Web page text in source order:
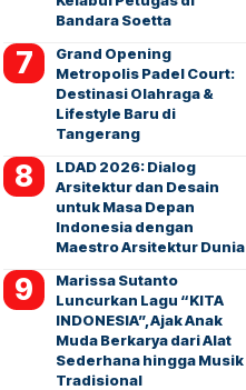
Bandara Soetta
Grand Opening
Metropolis Padel Court:
Destinasi Olahraga &
Lifestyle Baru di
Tangerang
LDAD 2026: Dialog
Arsitektur dan Desain
untuk Masa Depan
Indonesia dengan
Maestro Arsitektur Dunia
Marissa Sutanto
Luncurkan Lagu “KITA
INDONESIA”, Ajak Anak
Muda Berkarya dari Alat
Sederhana hingga Musik
Tradisional